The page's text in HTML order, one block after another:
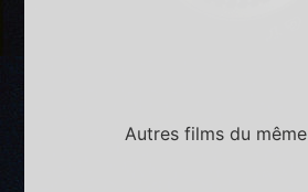
Autres films du